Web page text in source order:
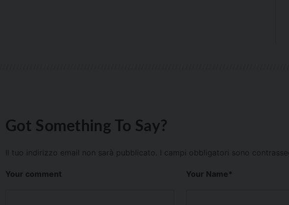
Got Something To Say?
Il tuo indirizzo email non sarà pubblicato. I campi obbligatori sono
Your comment Your Name*